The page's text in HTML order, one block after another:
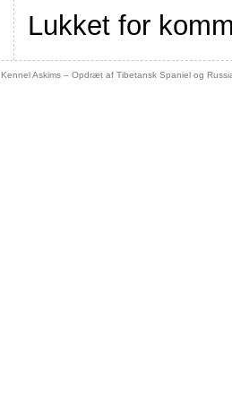
Lukket for
Kennel Askims – Opdræt af Tibetansk Spaniel og